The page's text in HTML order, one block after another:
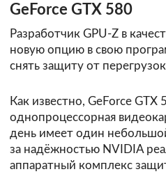
GeForce GTX 580
Разработчик GPU-Z в
новую опцию в свою
снять защиту от
Как известно, GeForce
однопроцессорная
день имеет один
за надёжностью NVIDIA
аппаратный комплекс